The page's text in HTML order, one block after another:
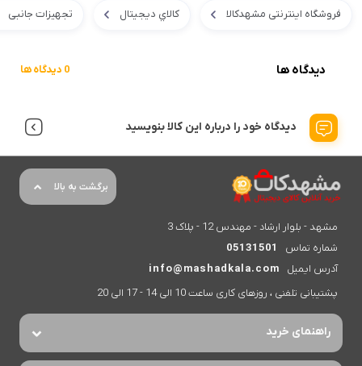
فروشگاه اینترنتی مشهدکالا کالاي ديجيتال تجهیزات جانبی
دیدگاه ها 0 دیدگاه ها
دیدگاه خود را درباره این کالا بنویسید
برگشت به بالا
مشهد - بلوار ارشاد - مهندس 12 - پلاک 3
شماره تماس
05131501
آدرس ایمیل
info@mashadkala.com
پشتیبانی تلفنی ، روزهای کاری ساعت 10 الی 14 - 17 الی 20
راهنمای خرید